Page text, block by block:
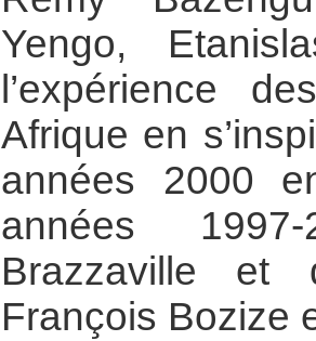
Yengo,
l’expérience
Afrique en
années 2000
années
Brazzaville
François Bozize